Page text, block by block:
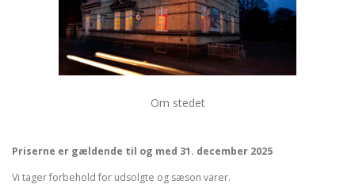
Om stedet
Priserne er gældende til og med 31. december 2025
Vi tager forbehold for udsolgte og sæson varer.